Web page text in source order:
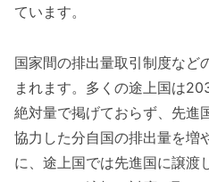
ています。
国家間の排出量取引制度など
まれます。多くの途上国は
絶対量で掲げておらず、先進
協力した分自国の排出量を増
に、途上国では先進国に譲渡